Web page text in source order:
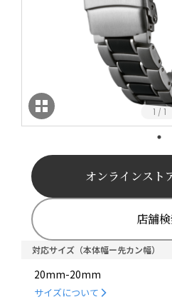
1 / 1
対応サイズ（本体幅ー先カン幅）
20mm-20mm
サイズについて
オンラインスト
店舗